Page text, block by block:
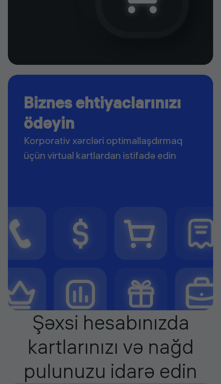
Biznes ehtiyaclarınızı
ödəyin
Korporativ xərcləri optimallaşdırmaq
üçün virtual kartlardan istifadə edin
Şəxsi hesabınızda
kartlarınızı və nağd
pulunuzu idarə edin